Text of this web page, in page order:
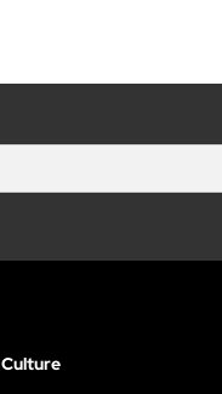
Culture